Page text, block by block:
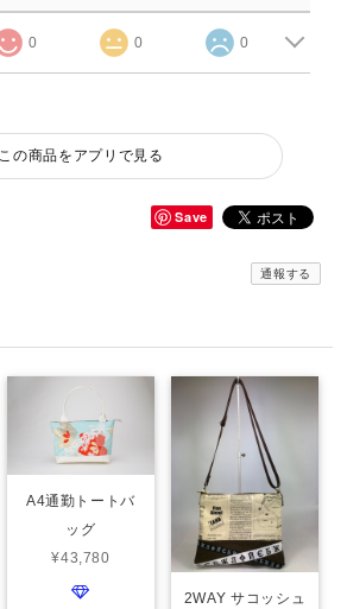
0 0 0
この商品をアプリで見る
Save
通報する
A4通勤トートバ
ッグ
¥43,780
2WAY サコッシュ